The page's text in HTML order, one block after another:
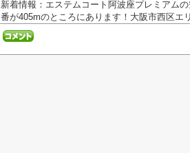
新着情報：エステムコート阿波座プレミアム
番が405mのところにあります！大阪市西区エ